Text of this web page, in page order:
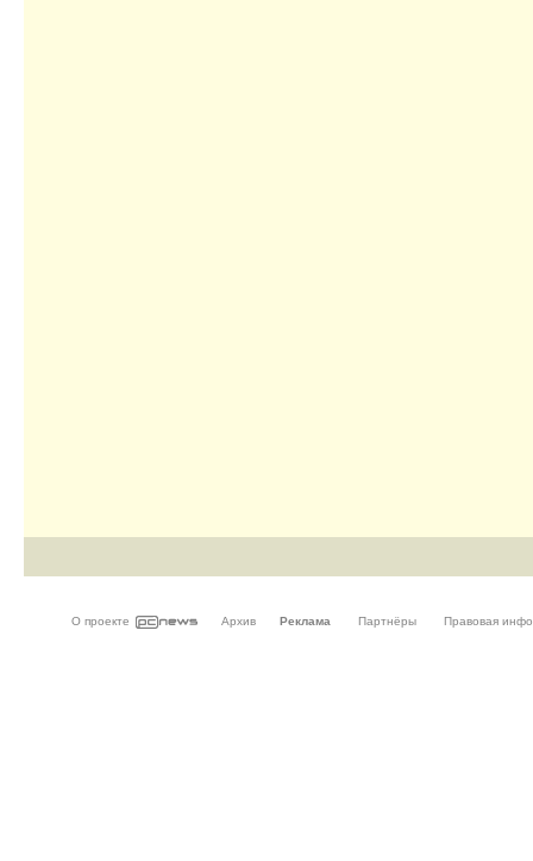
О проекте Архив Реклама Партнёры Правовая